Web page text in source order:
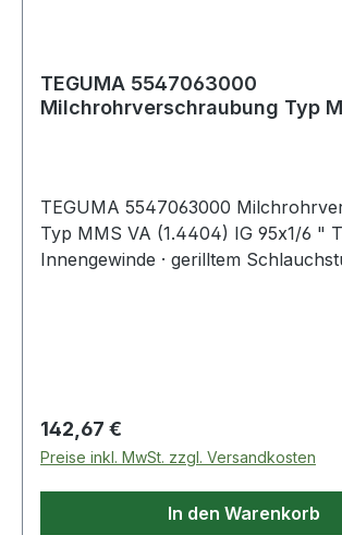
TEGUMA 5547063000
Milchrohrverschraubung Typ
TEGUMA 5547063000
Typ MMS VA (1.4404) IG 95x1/6 "
Innengewinde · gerilltem
Regulärer Preis:
142,67 €
Preise inkl. MwSt. zzgl. Versandkosten
In den Warenkorb